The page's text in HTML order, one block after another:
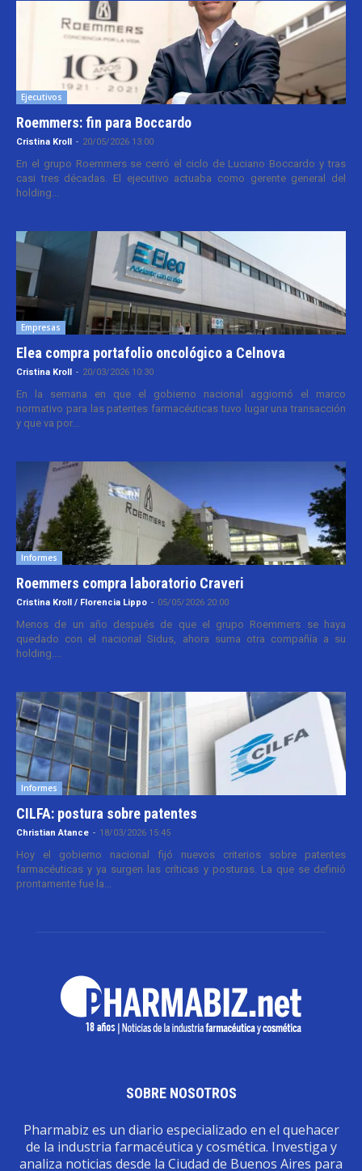
Ejecutivos
Roemmers: fin para Boccardo
Cristina Kroll - 20/05/2026 13:00
En el grupo Roemmers se cerró el ciclo de Luciano Boccardo y tras
casi tres décadas. El ejecutivo actuaba como gerente general del
holding...
Empresas
Elea compra portafolio oncológico a Celnova
Cristina Kroll - 20/03/2026 10:30
En la semana en que el gobierno nacional aggiornó el marco
normativo para las patentes farmacéuticas tuvo lugar una transacción
y que va por...
Informes
Roemmers compra laboratorio Craveri
Cristina Kroll / Florencia Lippo - 05/05/2026 20:00
Menos de un año después de que el grupo Roemmers se haya
quedado con el nacional Sidus, ahora suma otra compañía a su
holding....
Informes
CILFA: postura sobre patentes
Christian Atance - 18/03/2026 15:45
Hoy el gobierno nacional fijó nuevos criterios sobre patentes
farmacéuticas y ya surgen las críticas y posturas. La que se definió
prontamente fue la...
SOBRE NOSOTROS
Pharmabiz es un diario especializado en el quehacer
de la industria farmacéutica y cosmética. Investiga y
analiza noticias desde la Ciudad de Buenos Aires para